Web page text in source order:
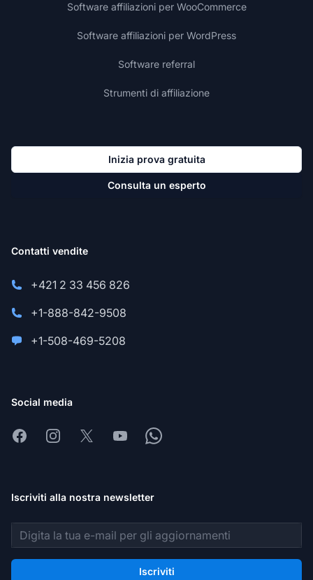
Software affiliazioni per WooCommerce
Software affiliazioni per WordPress
Software referral
Strumenti di affiliazione
Inizia prova gratuita
Consulta un esperto
Contatti vendite
+421 2 33 456 826
+1-888-842-9508
+1-508-469-5208
Social media
FacebookInstagram
X YoutubeWhatsapp
Iscriviti alla nostra newsletter
Indirizzo email
Iscriviti